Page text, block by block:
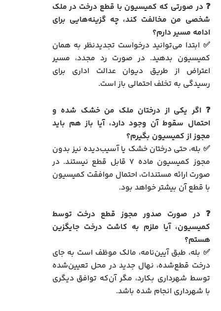
❓ در صورتی که کمیسیون با قطع درخت در ملک
شخصی من مخالفت کند، چه گزینه‌هایی برای
ادامه مسیر دارم؟
✅ ابتدا می‌توانید درخواست تجدیدنظر به همان
کمیسیون بدهید. در صورت رد مجدد، مسیر
اعتراض از طریق دیوان عدالت اداری برای
رسیدگی به تخلف احتمالی باز است.
❓ اگر یکی از درختان ملک من خشک شده و
احتمال سقوط آن وجود دارد، آیا باز هم باید
مجوز از کمیسیون بگیرم؟
✅ بله، حتی درختان خشک یا آسیب‌دیده نیز بدون
مجوز کمیسیون ماده ۷ قابل قطع نیستند. در
صورت ارائه مستندات، احتمال موافقت کمیسیون
با قطع آن بیشتر خواهد بود.
❓ در صورت صدور مجوز قطع درخت توسط
کمیسیون، آیا ملزم به کاشت درخت جایگزین
هستم؟
✅ بله، طبق آیین‌نامه، مالک موظف است به جای
درخت قطع‌شده، نهال جدید در محل تعیین‌شده
توسط شهرداری بکارد، مگر آن‌که توافق دیگری
با شهرداری انجام شده باشد.